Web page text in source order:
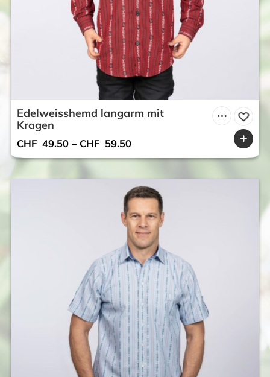
Edelweisshemd langarm mit
Kragen
CHF 49.50 – CHF 59.50